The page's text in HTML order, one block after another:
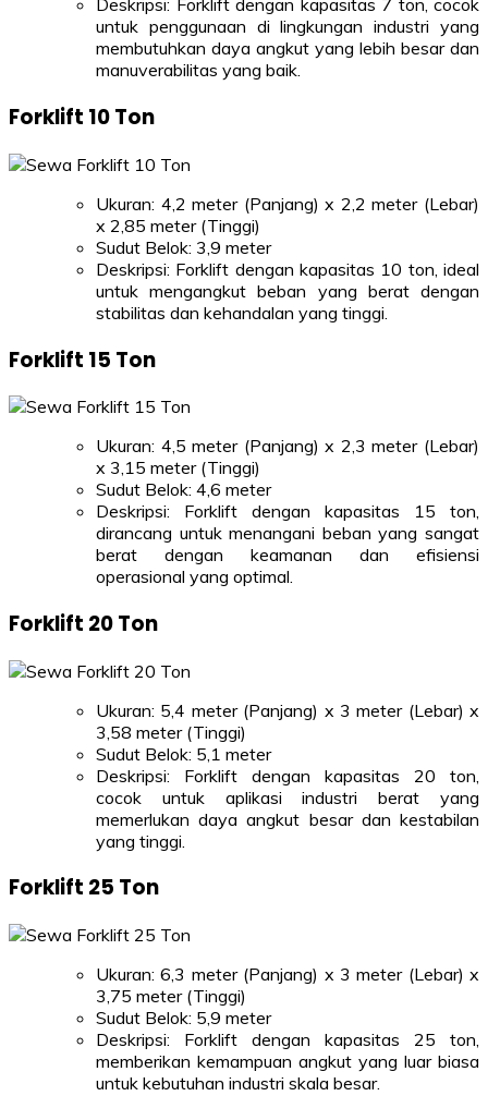
Deskripsi: Forklift dengan kapasitas 7 ton, cocok
untuk penggunaan di lingkungan industri yang
membutuhkan daya angkut yang lebih besar dan
manuverabilitas yang baik.
Forklift 10 Ton
Ukuran: 4,2 meter (Panjang) x 2,2 meter (Lebar)
x 2,85 meter (Tinggi)
Sudut Belok: 3,9 meter
Deskripsi: Forklift dengan kapasitas 10 ton, ideal
untuk mengangkut beban yang berat dengan
stabilitas dan kehandalan yang tinggi.
Forklift 15 Ton
Ukuran: 4,5 meter (Panjang) x 2,3 meter (Lebar)
x 3,15 meter (Tinggi)
Sudut Belok: 4,6 meter
Deskripsi: Forklift dengan kapasitas 15 ton,
dirancang untuk menangani beban yang sangat
berat dengan keamanan dan efisiensi
operasional yang optimal.
Forklift 20 Ton
Ukuran: 5,4 meter (Panjang) x 3 meter (Lebar) x
3,58 meter (Tinggi)
Sudut Belok: 5,1 meter
Deskripsi: Forklift dengan kapasitas 20 ton,
cocok untuk aplikasi industri berat yang
memerlukan daya angkut besar dan kestabilan
yang tinggi.
Forklift 25 Ton
Ukuran: 6,3 meter (Panjang) x 3 meter (Lebar) x
3,75 meter (Tinggi)
Sudut Belok: 5,9 meter
Deskripsi: Forklift dengan kapasitas 25 ton,
memberikan kemampuan angkut yang luar biasa
untuk kebutuhan industri skala besar.